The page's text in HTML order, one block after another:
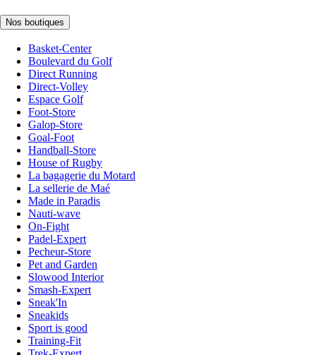
Nos boutiques
Basket-Center
Boulevard du Golf
Direct Running
Direct-Volley
Espace Golf
Foot-Store
Galop-Store
Goal-Foot
Handball-Store
House of Rugby
La bagagerie du Motard
La sellerie de Maé
Made in Paradis
Nauti-wave
On-Fight
Padel-Expert
Pecheur-Store
Pet and Garden
Slowood Interior
Smash-Expert
Sneak'In
Sneakids
Sport is good
Training-Fit